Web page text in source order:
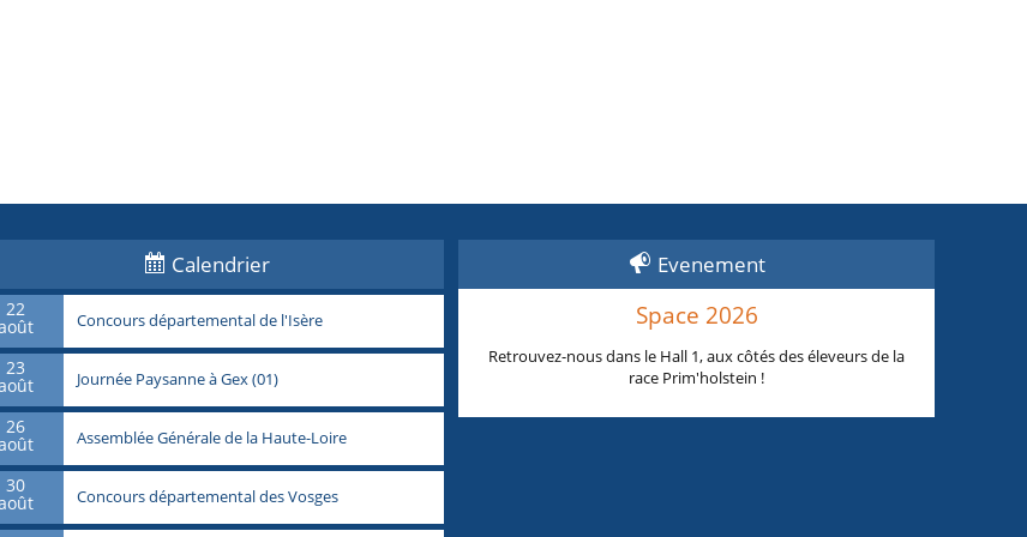
Calendrier
22
Concours départemental de l'Isère
23
Journée Paysanne à Gex (01)
26
Assemblée Générale de la Haute-Loire
30
Concours départemental des Vosges
Evenement
Space 2026
Retrouvez-nous dans le Hall 1, aux côtés des éleveurs de la
race Prim'holstein !